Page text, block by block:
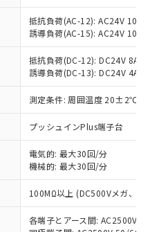
抵抗負荷(AC-12): AC24V 10A/
誘導負荷(AC-15): AC24V
抵抗負荷(DC-12): DC24V 8A/
誘導負荷(DC-13): DC24V 4A/
測定条件: 周囲温度 20±2℃、
プッシュインPlus端子台
電気的: 最大30回/分
機械的: 最大30回/分
100MΩ以上 (DC500Vメガ、点
各端子とアース間: AC2500V
だき、同意のうえ
社制御機器事業取扱
および標準価格
いただくもので
取扱商品の中には、
外となる商品もある
さい。
準価格照会結果は、
日時点での社内デー
れるものであり、閲
場合があることをご
指令（10物質）の
、対応品を出す予
指令（10物質）の
中または確認中の
など無形物で、有
商品です。
非含有部品として
明した場合などや
あります。
1000ppm以下、 カド
下、ポリ臭化ビフェニル
有率が中国RoHSの
示します。
有率が中国RoHSの
を示します。
社販売部門へお問
社製品のうち、外国
易法に定める商品
」という）を輸出
供する場合は、日本
(または役務取引許
の必要な手続きを